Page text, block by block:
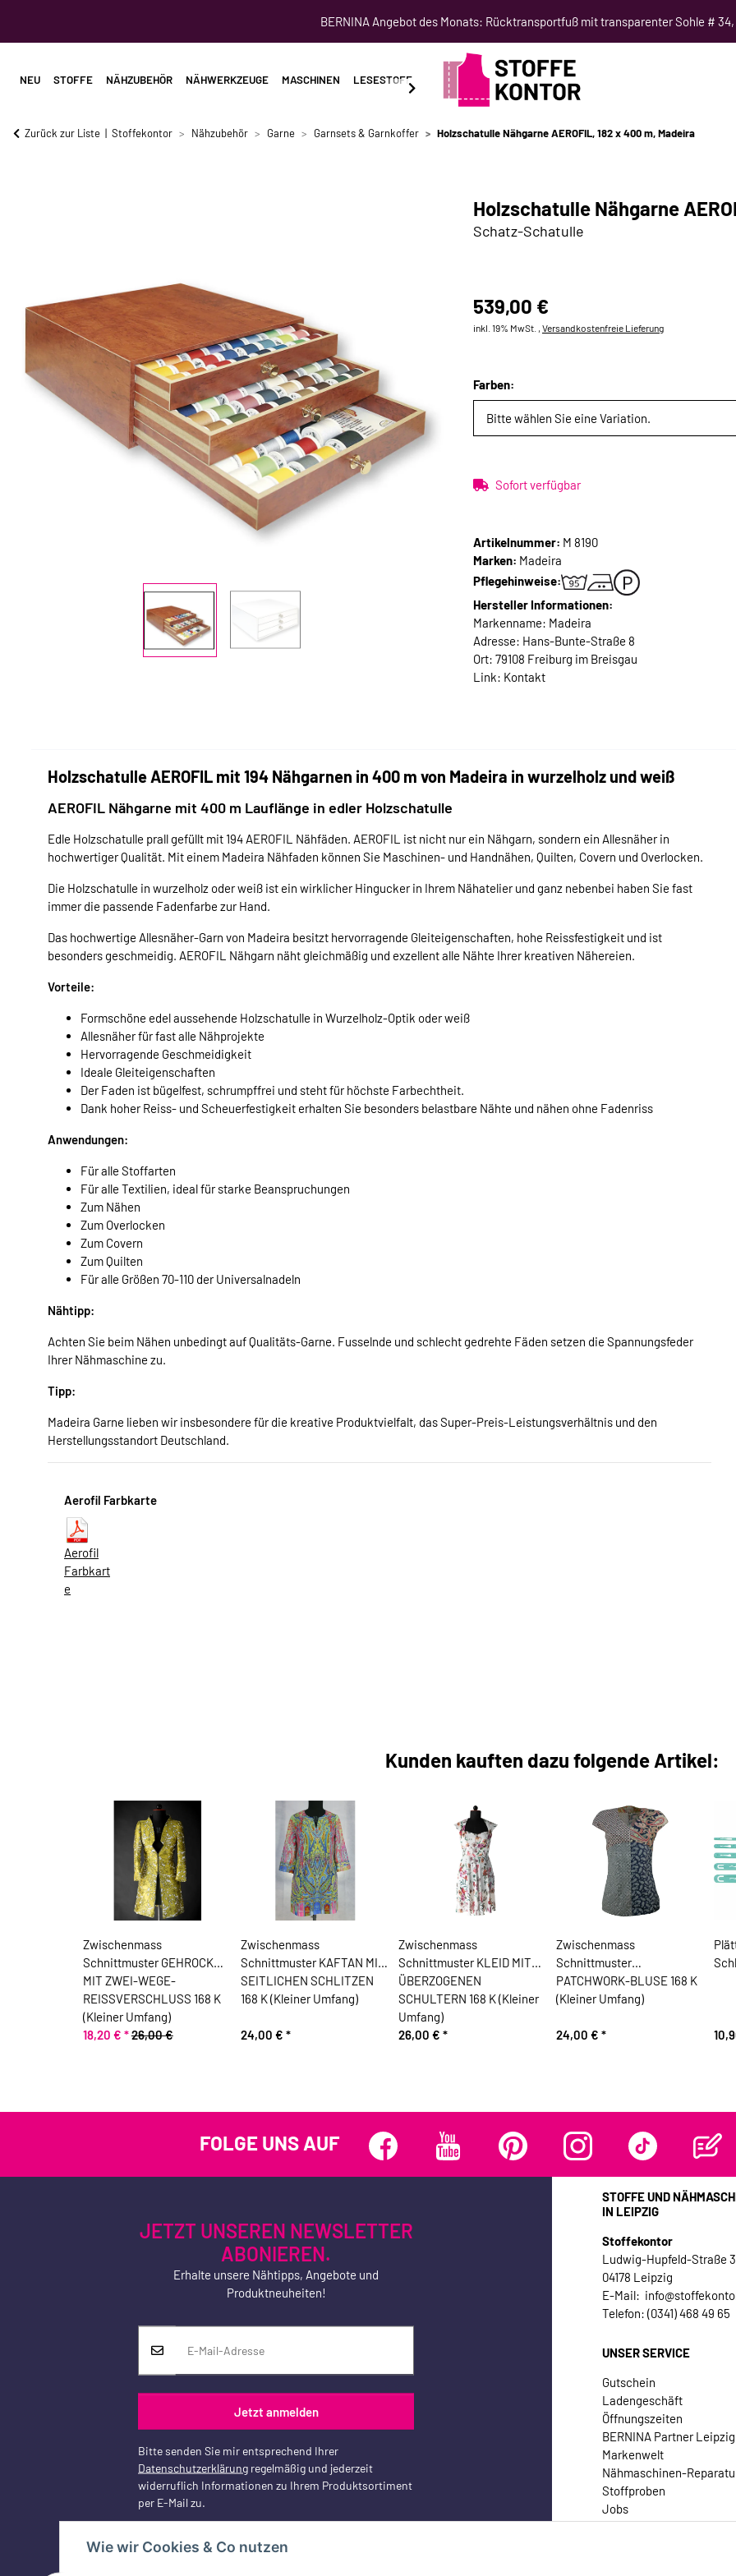
Wie wir Cookies & Co nutzen
BERNINA Angebot des Monats: Rücktransportfuß mit transparenter Sohle # 34,
NEU STOFFE NÄHZUBEHÖR NÄHWERKZEUGE MASCHINEN LESESTOFF SCHNITTMUSTER NÄHKURSE
Zurück zur Liste Stoffekontor Nähzubehör Garne Garnsets & Garnkoffer Holzschatulle Nähgarne AEROFIL, 182 x 400 m, Madeira
Holzschatulle Nähgarne
Schatz-Schatulle
539,00 €
inkl. 19% MwSt. , Versandkostenfreie Lieferung
Farben:
Bitte wählen Sie eine Variation.
Sofort verfügbar
Artikelnummer: M 8190
Marken: Madeira
Pflegehinweise:
Hersteller Informationen:
Markenname: Madeira
Adresse: Hans-Bunte-Straße 8
Ort: 79108 Freiburg im Breisgau
Link: Kontakt
Holzschatulle AEROFIL mit 194 Nähgarnen in 400 m von Madeira in wurzelholz und weiß
AEROFIL Nähgarne mit 400 m Lauflänge in edler Holzschatulle
Edle Holzschatulle prall gefüllt mit 194 AEROFIL Nähfäden. AEROFIL ist nicht nur ein Nähgarn, sondern ein Allesnäher in
hochwertiger Qualität. Mit einem Madeira Nähfaden können Sie Maschinen- und Handnähen, Quilten, Covern und Overlocken.
Die Holzschatulle in wurzelholz oder weiß ist ein wirklicher Hingucker in Ihrem Nähatelier und ganz nebenbei haben Sie fast
immer die passende Fadenfarbe zur Hand.
Das hochwertige Allesnäher-Garn von Madeira besitzt hervorragende Gleiteigenschaften, hohe Reissfestigkeit und ist
besonders geschmeidig. AEROFIL Nähgarn näht gleichmäßig und exzellent alle Nähte Ihrer kreativen Nähereien.
Vorteile:
Formschöne edel aussehende Holzschatulle in Wurzelholz-Optik oder weiß
Allesnäher für fast alle Nähprojekte
Hervorragende Geschmeidigkeit
Ideale Gleiteigenschaften
Der Faden ist bügelfest, schrumpffrei und steht für höchste Farbechtheit.
Dank hoher Reiss- und Scheuerfestigkeit erhalten Sie besonders belastbare Nähte und nähen ohne Fadenriss
Anwendungen:
Für alle Stoffarten
Für alle Textilien, ideal für starke Beanspruchungen
Zum Nähen
Zum Overlocken
Zum Covern
Zum Quilten
Für alle Größen 70-110 der Universalnadeln
Nähtipp:
Achten Sie beim Nähen unbedingt auf Qualitäts-Garne. Fusselnde und schlecht gedrehte Fäden setzen die Spannungsfeder
Ihrer Nähmaschine zu.
Tipp:
Madeira Garne lieben wir insbesondere für die kreative Produktvielfalt, das Super-Preis-Leistungsverhältnis und den
Herstellungsstandort Deutschland.
Aerofil Farbkarte
Aerofil
Farbkart
e
Kunden kauften dazu folgende Artikel:
Zwischenmass
Schnittmuster GEHROCK
MIT ZWEI-WEGE-
REISSVERSCHLUSS 168 K
(Kleiner Umfang)
18,20 € *26,00 €
Zwischenmass
Schnittmuster KAFTAN MIT
SEITLICHEN SCHLITZEN
168 K (Kleiner Umfang)
24,00 € *
Zwischenmass
Schnittmuster KLEID MIT
ÜBERZOGENEN
SCHULTERN 168 K (Kleiner
Umfang)
26,00 € *
Zwischenmass
Schnittmuster
PATCHWORK-BLUSE 168 K
(Kleiner Umfang)
24,00 € *
FOLGE UNS AUF
JETZT UNSEREN NEWSLETTER
ABONIEREN.
Erhalte unsere Nähtipps, Angebote und
Produktneuheiten!
Jetzt anmelden
Bitte senden Sie mir entsprechend Ihrer
Datenschutzerklärung regelmäßig und jederzeit
widerruflich Informationen zu Ihrem Produktsortiment
per E-Mail zu.
STOFFE UND
IN LEIPZIG
Stoffekontor
Ludwig-Hupfeld-Straße
04178 Leipzig
E-Mail:
Telefon: (0341) 468 49 65
UNSER SERVICE
Gutschein
Ladengeschäft
Öffnungszeiten
BERNINA Partner Leipzig
Markenwelt
Nähmaschinen-
Stoffproben
Jobs
Kontakt